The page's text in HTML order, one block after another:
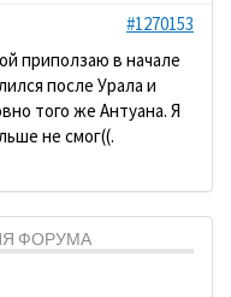
#1270153
приползаю в начале
после Урала и
того же Антуана. Я
не смог((.
ФОРУМА